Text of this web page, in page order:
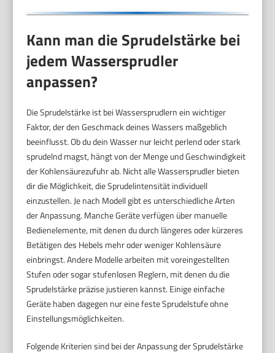
Kann man die Sprudelstärke bei
jedem Wassersprudler
anpassen?
Die Sprudelstärke ist bei Wassersprudlern ein wichtiger
Faktor, der den Geschmack deines Wassers maßgeblich
beeinflusst. Ob du dein Wasser nur leicht perlend oder stark
sprudelnd magst, hängt von der Menge und Geschwindigkeit
der Kohlensäurezufuhr ab. Nicht alle Wassersprudler bieten
dir die Möglichkeit, die Sprudelintensität individuell
einzustellen. Je nach Modell gibt es unterschiedliche Arten
der Anpassung. Manche Geräte verfügen über manuelle
Bedienelemente, mit denen du durch längeres oder kürzeres
Betätigen des Hebels mehr oder weniger Kohlensäure
einbringst. Andere Modelle arbeiten mit voreingestellten
Stufen oder sogar stufenlosen Reglern, mit denen du die
Sprudelstärke präzise justieren kannst. Einige einfache
Geräte haben dagegen nur eine feste Sprudelstufe ohne
Einstellungsmöglichkeiten.
Folgende Kriterien sind bei der Anpassung der Sprudelstärke